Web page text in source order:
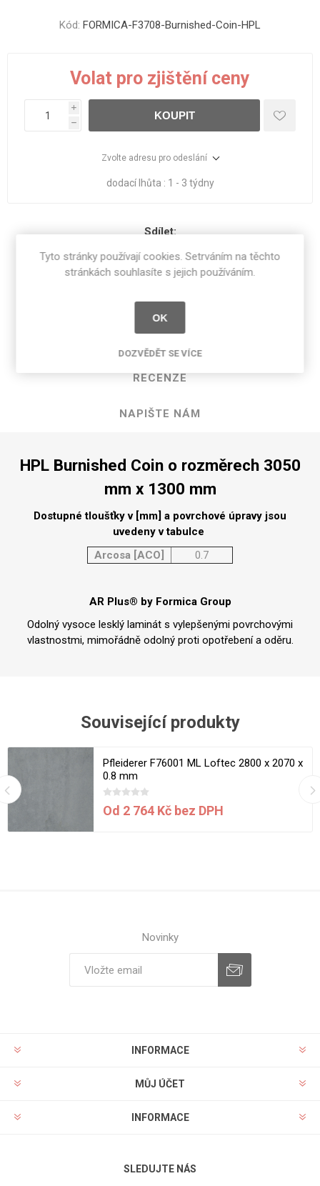
Kód: FORMICA-F3708-Burnished-Coin-HPL
Volat pro zjištění ceny
i
h
KOUPIT
Zvolte adresu pro odeslání
dodací lhůta : 1 - 3 týdny
Sdílet:
POPIS PRODUKTU
RECENZE
NAPIŠTE NÁM
HPL Burnished Coin o rozměrech 3050
mm x 1300 mm
Dostupné tloušťky v [mm] a povrchové úpravy jsou
uvedeny v tabulce
Arcosa [ACO]
0.7
AR Plus® by Formica Group
Odolný vysoce lesklý laminát s vylepšenými povrchovými
vlastnostmi, mimořádně odolný proti opotřebení a oděru.
Související produkty
Pfleiderer F76001 ML Loftec 2800 x 2070 x
0.8 mm
Od 2 764 Kč bez DPH
Novinky
INFORMACE
MŮJ ÚČET
INFORMACE
SLEDUJTE NÁS
Tyto stránky používají cookies. Setrváním na těchto
stránkách souhlasíte s jejich používáním.
OK
DOZVĚDĚT SE VÍCE